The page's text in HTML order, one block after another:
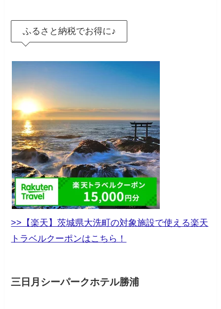
ふるさと納税でお得に♪
>>【楽天】茨城県大洗町の対象施設で使える楽天
トラベルクーポンはこちら！
三日月シーパークホテル勝浦